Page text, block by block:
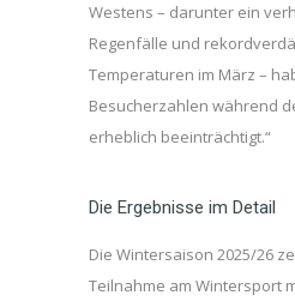
Westens – darunter ein
Regenfälle und
Temperaturen im März –
Besucherzahlen während
erheblich beeinträchtigt.“
Die Ergebnisse im Detail
Die Wintersaison 2025/26
Teilnahme am Wintersport